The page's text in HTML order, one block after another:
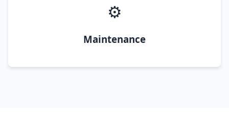
⚙️
Maintenance